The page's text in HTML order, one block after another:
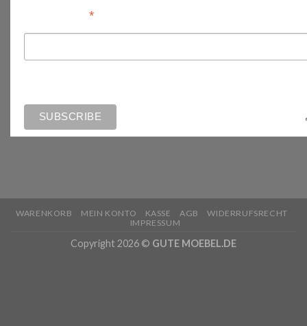
*
WARENKORB MEIN KONTO KASSE AGB
WIDERRUFSRECHT
IMPRESSUM
Copyright 2026 © GUTE MOEBEL.DE